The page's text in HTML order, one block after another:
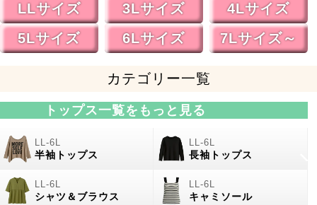
LLサイズ 3Lサイズ
4Lサイズ
5Lサイズ
6Lサイズ 7Lサイズ～
カテゴリー一覧
トップス一覧をもっと見る
半袖トップス 長袖トップス
シャツ＆ブラウス キャミソール